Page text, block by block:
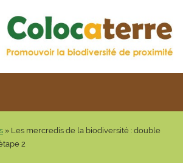
» Les mercredis de la biodiversité : double
2